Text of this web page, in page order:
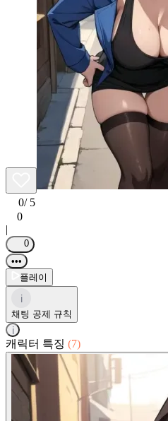
0/ 5
0
|
0
•••
플레이
i
채팅 공제 규칙
i
캐릭터 특징 (7)